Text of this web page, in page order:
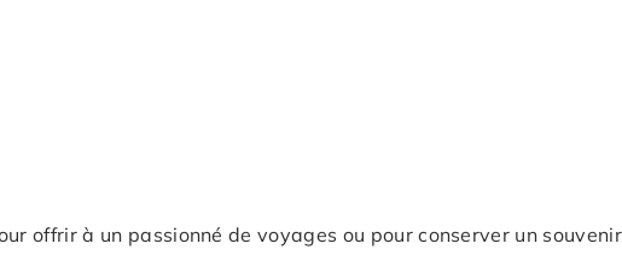
offrir à un passionné de voyages ou pour conserver un